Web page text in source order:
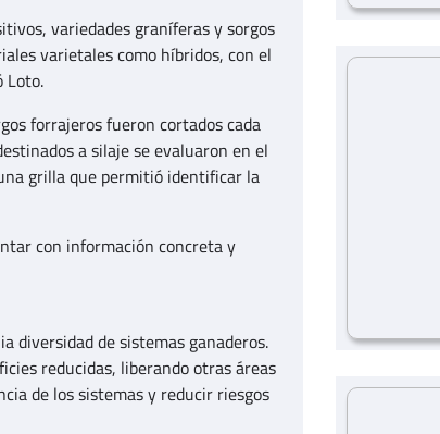
variedades graníferas y sorgos
varietales como híbridos, con el
Loto.
forrajeros fueron cortados cada
a silaje se evaluaron en el
grilla que permitió identificar la
con información concreta y
diversidad de sistemas ganaderos.
reducidas, liberando otras áreas
de los sistemas y reducir riesgos